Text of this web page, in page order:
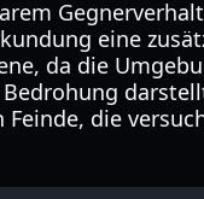
eine
da die
die